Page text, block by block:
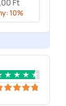
Ft
10%